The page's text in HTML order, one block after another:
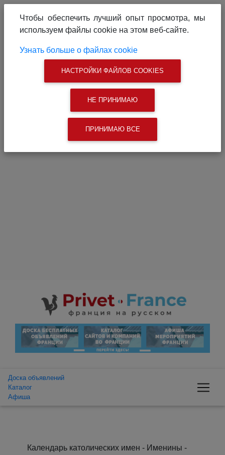
Связаться с нами
Поиск
Доска объявлений
Каталог
Афиша
Календарь католических имен - Именины -
Чтобы обеспечить лучший опыт просмотра, мы
используем файлы cookie на этом веб-сайте.
Узнать больше о файлах cookie